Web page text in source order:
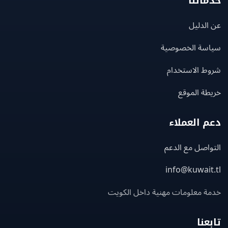
الخصوصية
الاستخدام
الموقع
العملاء
مع الدعم
معلومات مهنية داخل الكويت